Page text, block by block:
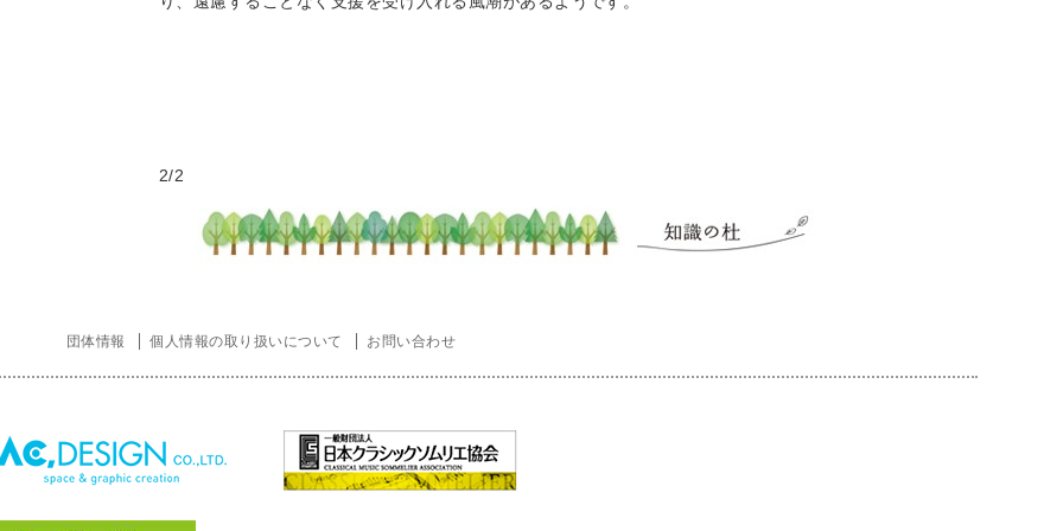
2/2
団体情報 個人情報の取り扱いについて お問い合わせ